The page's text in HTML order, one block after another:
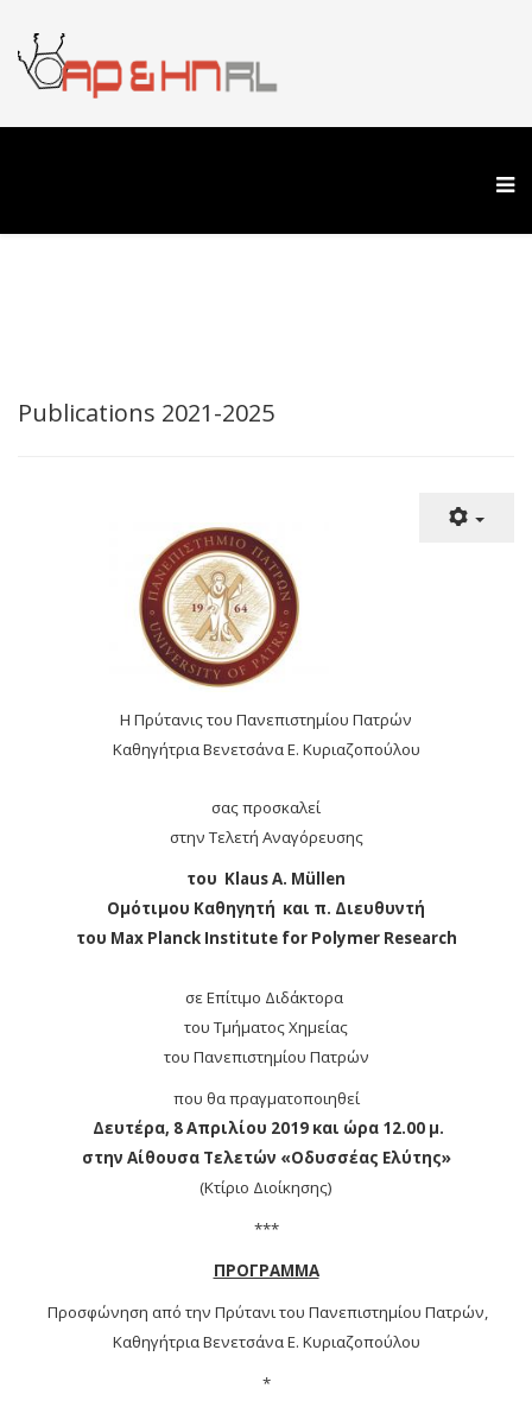
Publications 2021-2025
Η Πρύτανις του Πανεπιστημίου Πατρών
Καθηγήτρια Βενετσάνα Ε. Κυριαζοπούλου
σας προσκαλεί
στην Τελετή Αναγόρευσης
του Klaus A. Müllen
Ομότιμου Καθηγητή και π. Διευθυντή
του Max Planck Institute for Polymer Research
σε Επίτιμο Διδάκτορα
του Τμήματος Χημείας
του Πανεπιστημίου Πατρών
που θα πραγματοποιηθεί
Δευτέρα, 8 Απριλίου 2019 και ώρα 12.00 μ.
στην Αίθουσα Τελετών «Οδυσσέας Ελύτης»
(Κτίριο Διοίκησης)
***
ΠΡΟΓΡΑΜΜΑ
Προσφώνηση από την Πρύτανι του Πανεπιστημίου Πατρών,
Καθηγήτρια Βενετσάνα Ε. Κυριαζοπούλου
*